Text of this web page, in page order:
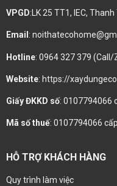
VPGD:LK 25 TT1, IEC,
Email :
Hotline: 0964 327 379 (Call/
Website: https://
Giấy ĐKKD số: 0107794066
Mã số thuế: 0107794066
HỖ TRỢ KHÁCH HÀNG
Quy trình làm việc